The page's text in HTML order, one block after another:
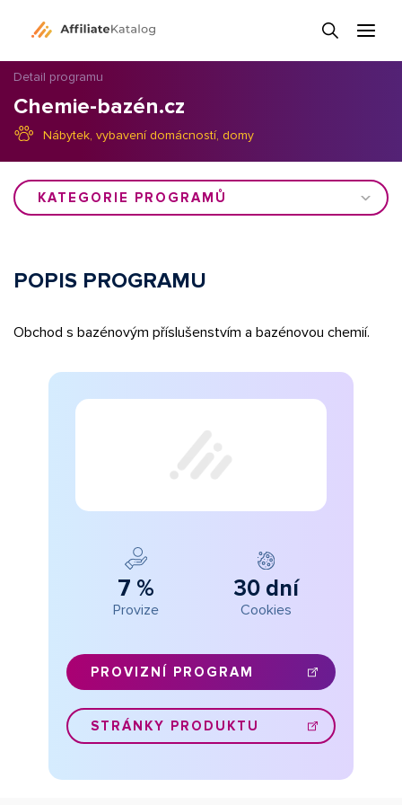
Detail programu
Chemie-bazén.cz
Nábytek, vybavení domácností, domy
KATEGORIE PROGRAMŮ
POPIS PROGRAMU
Obchod s bazénovým příslušenstvím a bazénovou chemií.
7 %
Provize
30 dní
Cookies
PROVIZNÍ PROGRAM
STRÁNKY PRODUKTU